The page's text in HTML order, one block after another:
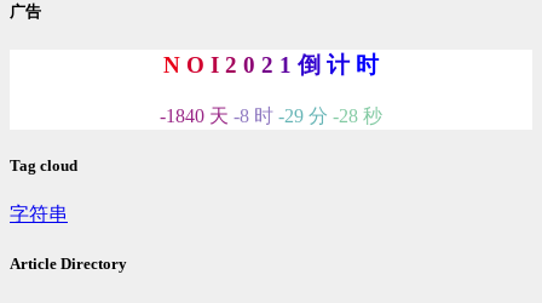
广告
N O I 2 0 2 1 倒 计 时
-1840 天 -8 时 -29 分 -29 秒
Tag cloud
字符串
Article Directory